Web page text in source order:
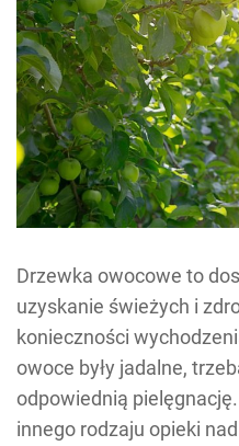
Drzewka owocowe to
uzyskanie świeżych i
konieczności
owoce były jadalne,
odpowiednią
innego rodzaju opieki